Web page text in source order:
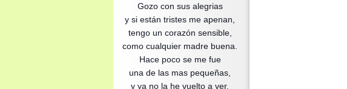
Gozo con sus alegrias
y si están tristes me apenan,
tengo un corazón sensible,
como cualquier madre buena.
Hace poco se me fue
una de las mas pequeñas,
y ya no la he vuelto a ver.